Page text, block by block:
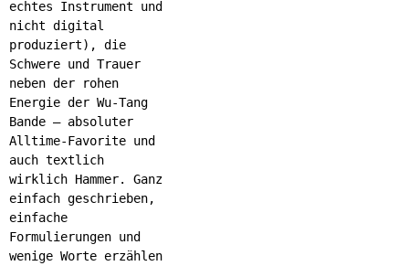
echtes Instrument und
nicht digital
produziert), die
Schwere und Trauer
neben der rohen
Energie der Wu-Tang
Bande – absoluter
Alltime-Favorite und
auch textlich
wirklich Hammer. Ganz
einfach geschrieben,
einfache
Formulierungen und
wenige Worte erzählen